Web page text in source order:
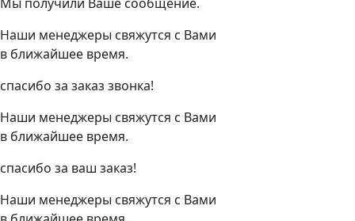
Наши менеджеры свяжутся с Вами
в ближайшее время.
спасибо за заказ звонка!
Наши менеджеры свяжутся с Вами
в ближайшее время.
спасибо за ваш заказ!
Наши менеджеры свяжутся с Вами